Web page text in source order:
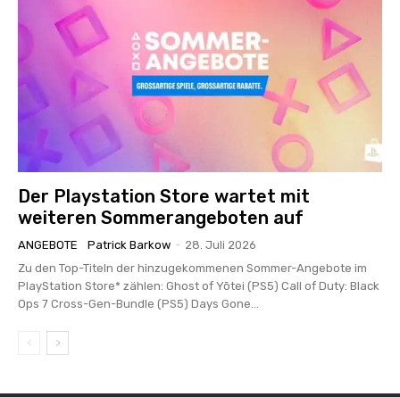
Der Playstation Store wartet mit
weiteren Sommerangeboten auf
ANGEBOTE Patrick Barkow - 28. Juli 2026
Zu den Top-Titeln der hinzugekommenen Sommer-Angebote im
PlayStation Store* zählen: Ghost of Yōtei (PS5) Call of Duty: Black
Ops 7 Cross-Gen-Bundle (PS5) Days Gone...